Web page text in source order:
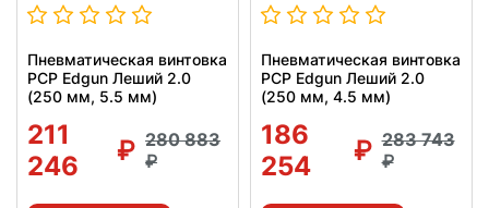
Пневматическая винтовка
PCP Edgun Леший 2.0
(250 мм, 5.5 мм)
211
246
280 883
Пневматическая винтовка
PCP Edgun Леший 2.0
(250 мм, 4.5 мм)
186
254
283 743